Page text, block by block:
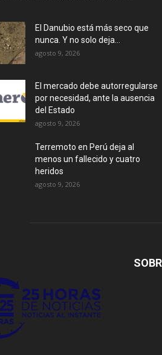
El Danubio está más seco que
nunca. Y no solo deja...
agosto 9, 2026
El mercado debe autorregularse
por necesidad, ante la ausencia
del Estado
agosto 9, 2026
Terremoto en Perú deja al
menos un fallecido y cuatro
heridos
agosto 9, 2026